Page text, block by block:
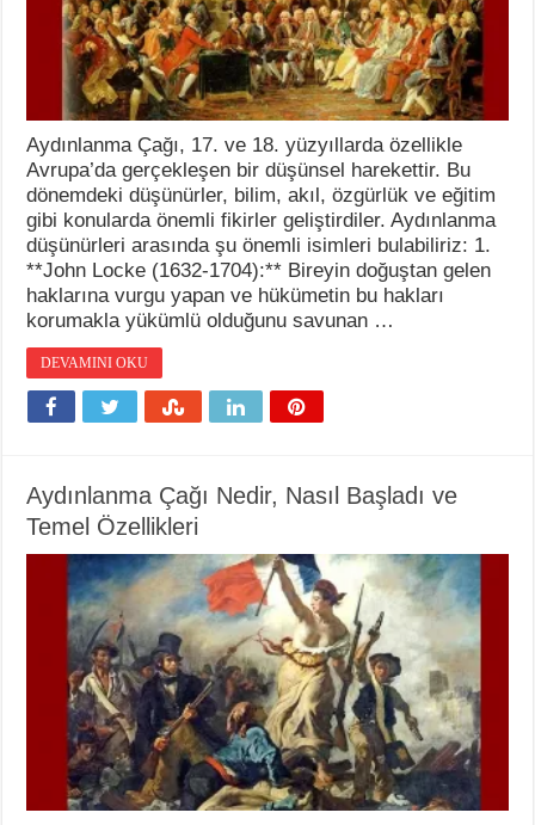
Aydınlanma Çağı, 17. ve 18. yüzyıllarda özellikle
Avrupa’da gerçekleşen bir düşünsel harekettir. Bu
dönemdeki düşünürler, bilim, akıl, özgürlük ve eğitim
gibi konularda önemli fikirler geliştirdiler. Aydınlanma
düşünürleri arasında şu önemli isimleri bulabiliriz: 1.
**John Locke (1632-1704):** Bireyin doğuştan gelen
haklarına vurgu yapan ve hükümetin bu hakları
korumakla yükümlü olduğunu savunan …
DEVAMINI OKU
Aydınlanma Çağı Nedir, Nasıl Başladı ve
Temel Özellikleri